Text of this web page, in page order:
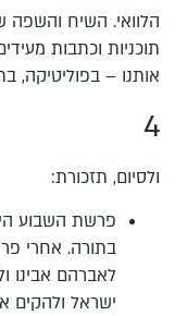
הלוואי. השיח
תוכניות וכתבות
אותנו –
4
ולסיום, תזכורת:
פרשת השבוע
בתורה. אחרי
לאברהם אבינו
ישראל ולהקים